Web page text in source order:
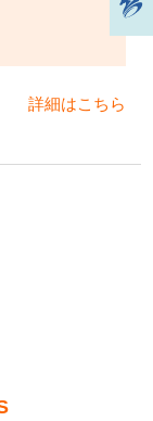
詳細はこちら